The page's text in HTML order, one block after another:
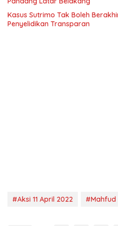
Kasus Sutrimo Tak Boleh
Penyelidikan Transparan
#Aksi 11 April 2022 #Mahfud